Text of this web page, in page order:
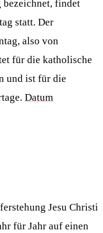
bezeichnet, findet
statt. Der
also von
für die katholische
und ist für die
Datum
Jesu Christi
für Jahr auf einen